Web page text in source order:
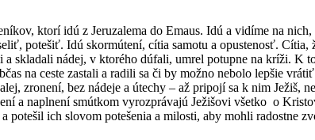
ktorí idú z Jeruzalema do Emaus. Idú a vidíme na
potešiť. Idú skormútení, cítia samotu a opustenosť.
skladali nádej, v ktorého dúfali, umrel potupne na kríži. K
na ceste zastali a radili sa či by možno nebolo lepšie
zronení, bez nádeje a útechy – až pripojí sa k nim Ježiš,
a naplnení smútkom vyrozprávajú Ježišovi všetko o
ich slovom potešenia a milosti, aby mohli radostne